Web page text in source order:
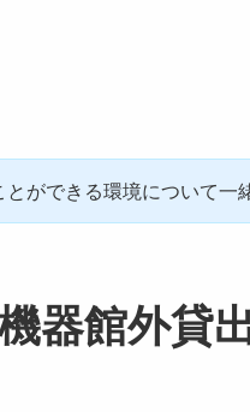
ができる環境について一
器館外貸